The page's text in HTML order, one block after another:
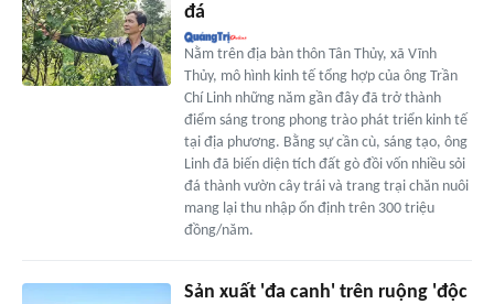
đá
Nằm trên địa bàn thôn Tân Thủy, xã Vĩnh
Thủy, mô hình kinh tế tổng hợp của ông Trần
Chí Linh những năm gần đây đã trở thành
điểm sáng trong phong trào phát triển kinh tế
tại địa phương. Bằng sự cần cù, sáng tạo, ông
Linh đã biến diện tích đất gò đồi vốn nhiều sỏi
đá thành vườn cây trái và trang trại chăn nuôi
mang lại thu nhập ổn định trên 300 triệu
đồng/năm.
Sản xuất 'đa canh' trên ruộng 'độc